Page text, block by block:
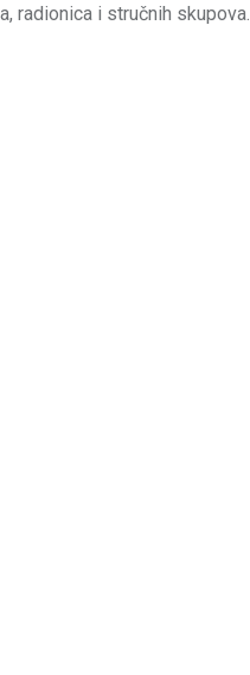
radionica i stručnih skupova.